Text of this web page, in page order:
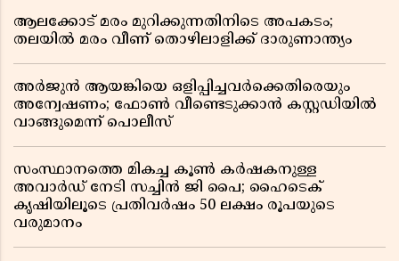
ആലക്കോട് മരം മുറിക്കുന്നതിനിടെ അപകടം;
തലയിൽ മരം വീണ് തൊഴിലാളിക്ക് ദാരുണാന്ത്യം
അർജുൻ ആയങ്കിയെ ഒളിപ്പിച്ചവർക്കെതിരെയും
അന്വേഷണം; ഫോൺ വീണ്ടെടുക്കാൻ കസ്റ്റഡിയിൽ
വാങ്ങുമെന്ന് പൊലീസ്
സംസ്ഥാനത്തെ മികച്ച കൂൺ കർഷകനുള്ള
അവാർഡ് നേടി സച്ചിൻ ജി പൈ; ഹൈടെക്
കൃഷിയിലൂടെ പ്രതിവർഷം 50 ലക്ഷം രൂപയുടെ
വരുമാനം